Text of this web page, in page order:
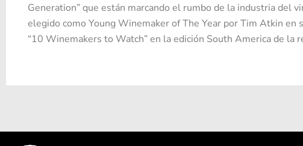
Generation” que están marcando el rumbo de la industria del
elegido como Young Winemaker of The Year por Tim Atkin en
“10 Winemakers to Watch” en la edición South America de la